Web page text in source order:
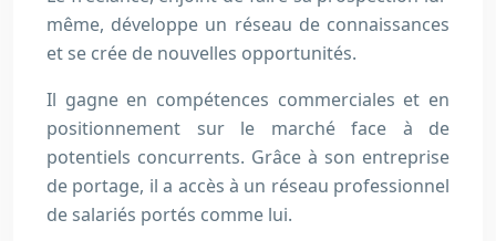
même, développe un réseau de connaissances
et se crée de nouvelles opportunités.
Il gagne en compétences commerciales et en
positionnement sur le marché face à de
potentiels concurrents. Grâce à son entreprise
de portage, il a accès à un réseau professionnel
de salariés portés comme lui.